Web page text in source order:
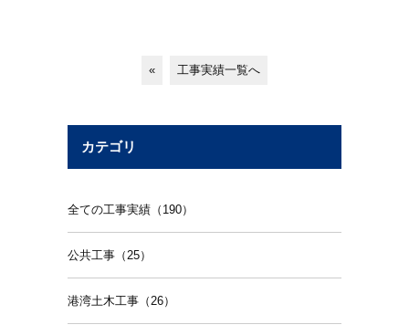
« 工事実績一覧へ
カテゴリ
全ての工事実績（190）
公共工事（25）
港湾土木工事（26）